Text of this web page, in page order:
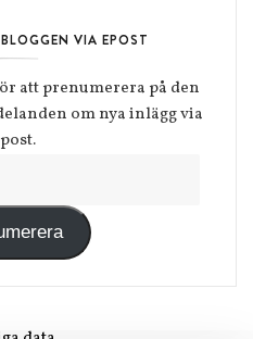
VIA EPOST
att prenumerera på den
om nya inlägg via